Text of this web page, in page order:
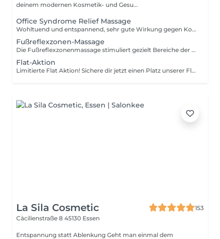
deinem modernen Kosmetik- und Gesu...
Office Syndrome Relief Massage
Wohltuend und entspannend, sehr gute Wirkung gegen Kopfschmerz, Migräne und Tinnitus !
Fußreflexzonen-Massage
Die Fußreflexzonenmassage stimuliert gezielt Bereiche der Füße, die mit verschiedenen Teilen des Körpers verbunden sind. Dadurch können Stress reduziert, die Durchblutung verbessert, Schmerzen gelindert, die Selbstheilungskräfte angeregt und der Körper entgiftet werden. Insgesamt bietet sie eine ganzheitliche Behandlung zur Förderung von Gesundheit und Wohlbefinden.
Flat-Aktion
Limitierte Flat Aktion! Sichere dir jetzt einen Platz unserer Flat-Aktion und genieße 4x die Woche folgende Behandlungen: -Mechanische Lymphdrainage -EMP/Radiofrequenz -Dry floating -Relounge Rückentherapie
La Sila Cosmetic
153
Cäcilienstraße 8 45130 Essen
Entspannung statt Ablenkung Geht man einmal dem